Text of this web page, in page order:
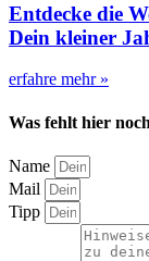
Entdecke die
Dein kleiner
erfahre mehr »
Was fehlt hier
Name
Mail
Tipp